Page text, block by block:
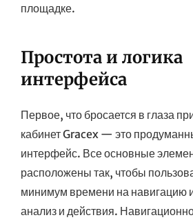
площадке.
Простота и логика
интерфейса
Первое, что бросается в глаза
кабинет Gracex — это
интерфейс. Все основные
расположены так, чтобы
минимум времени на навигацию
анализ и действия.